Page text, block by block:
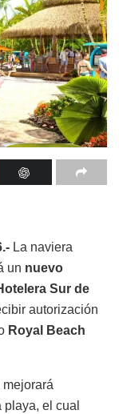
La naviera
un nuevo
Sur de
autorización
Royal Beach
el cual